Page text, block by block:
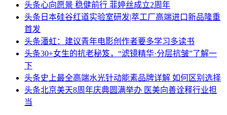
头条心向愿景 稳健前行 菲婷丝成立2周年
头条 日本硅谷红道实验室研发|萃工厂高端进口新品隆重
首发
头条潘虹：建议青年电影创作者要多学习多读书
头条30+女生的抗老秘笈，“滤镜精华·分层抗皱”了解一
下
头条史上最全高端水光针动能素品牌详解 如何区别选择
头条北京美天8周年庆典圆满举办 医美向善诠释行业担
当